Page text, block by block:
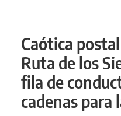
Caótica
Ruta de los
fila de
cadenas para